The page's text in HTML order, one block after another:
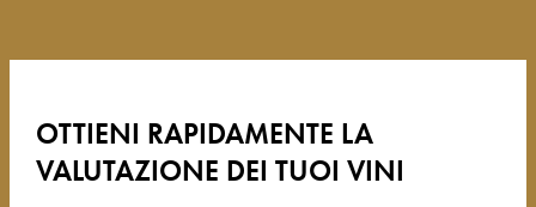
OTTIENI RAPIDAMENTE LA
VALUTAZIONE DEI TUOI VINI